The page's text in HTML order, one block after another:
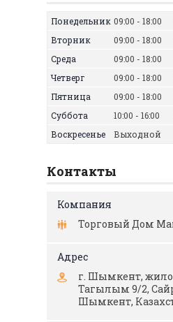
Понедельник 09:00 18:00
Вторник
09:00 18:00
Среда
09:00 18:00
Четверг
09:00 18:00
Пятница
09:00 18:00
Суббота
10:00 16:00
Воскресенье
Выходной
Контакты
Торговый Дом
г. Шымкент,
Тагылым 9/2,
Шымкент,